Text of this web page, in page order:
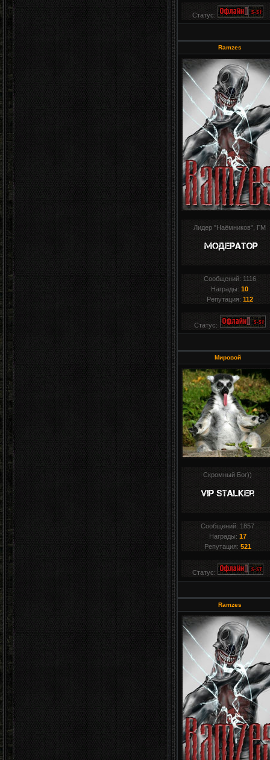
Статус:
Ramzes
Лидер "Наёмников", ГМ
Сообщений: 1116
Награды:10
Репутация: 112
Статус:
Мировой
Скромный Бог))
Сообщений: 1857
Награды: 17
Репутация: 521
Статус:
Ramzes